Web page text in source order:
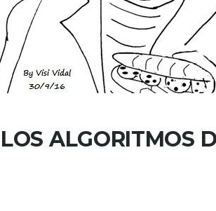
LOS ALGORITMOS